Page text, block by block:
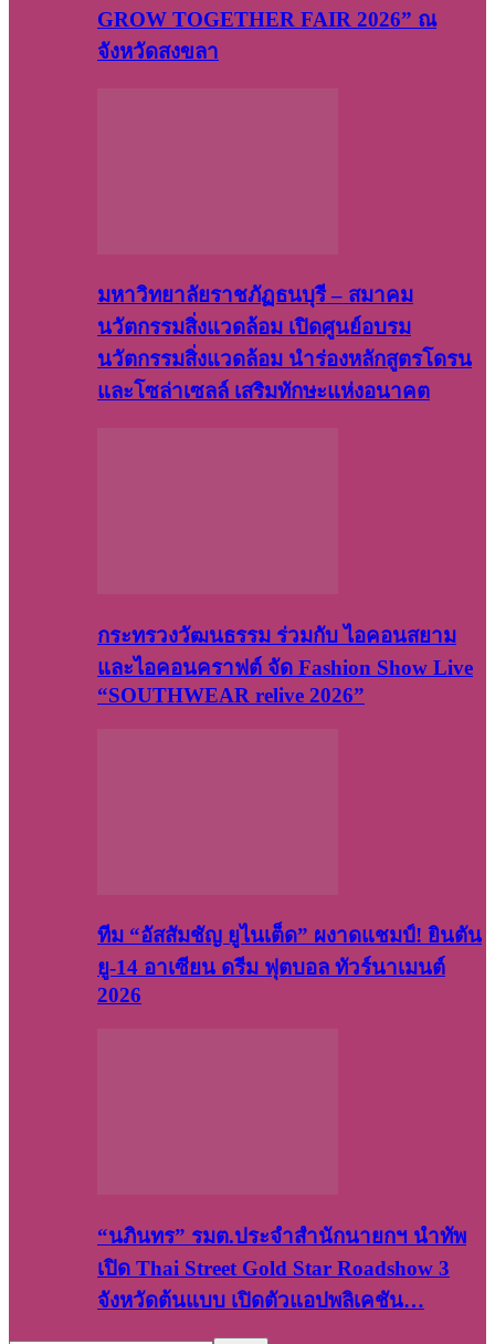
GROW TOGETHER FAIR 2026” ณ
จังหวัดสงขลา
มหาวิทยาลัยราชภัฏธนบุรี – สมาคม
นวัตกรรมสิ่งแวดล้อม เปิดศูนย์อบรม
นวัตกรรมสิ่งแวดล้อม นำร่องหลักสูตรโดรน
และโซล่าเซลล์ เสริมทักษะแห่งอนาคต
กระทรวงวัฒนธรรม ร่วมกับ ไอคอนสยาม
และไอคอนคราฟต์ จัด Fashion Show Live
“SOUTHWEAR relive 2026”
ทีม “อัสสัมชัญ ยูไนเต็ด” ผงาดแชมป์! ยินตัน
ยู-14 อาเซียน ดรีม ฟุตบอล ทัวร์นาเมนต์
2026
“นภินทร” รมต.ประจำสำนักนายกฯ นำทัพ
เปิด Thai Street Gold Star Roadshow 3
จังหวัดต้นแบบ เปิดตัวแอปพลิเคชัน…